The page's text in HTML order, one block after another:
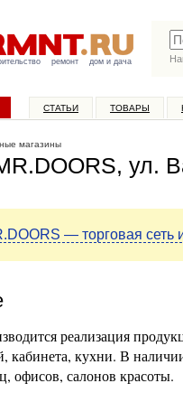
ремонт дом и дача
СТАТЬИ ТОВАРЫ
магазины
ул.
— торговая сеть
реализация
кабинета, кухни. В
офисов, салонов красоты.